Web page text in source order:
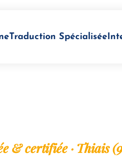
Traduction Spécialisée
& certifiée · Thiais